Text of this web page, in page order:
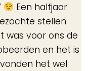
Een halfjaar
stellen
was voor ons de
en het is
het wel